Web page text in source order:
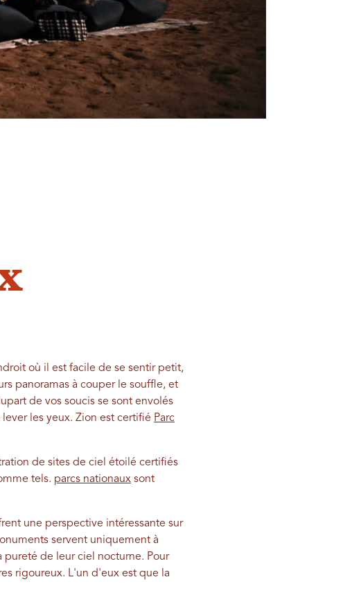
où il est facile de se sentir petit,
panoramas à couper le souffle, et
de vos soucis se sont envolés
les yeux. Zion est certifié Parc
de sites de ciel étoilé certifiés
tels. parcs nationauxsont
une perspective intéressante sur
servent uniquement à
pureté de leur ciel nocturne. Pour
rigoureux. L'un d'eux est que la